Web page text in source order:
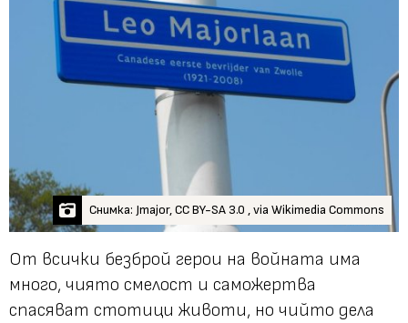
Снимка: Jmajor, CC BY-SA 3.0 , via Wikimedia Commons
От всички безброй герои на войната има
много, чиято смелост и саможертва
спасяват стотици животи, но чийто дела